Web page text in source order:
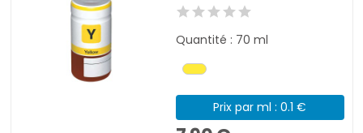
Quantité : 70 ml
Prix par ml : 0.1 €